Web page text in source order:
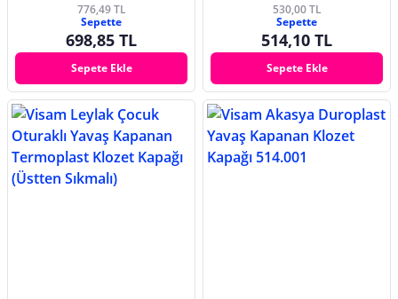
776,49 TL
Sepette
698,85 TL
Sepete Ekle
530,00 TL
Sepette
514,10 TL
Sepete Ekle